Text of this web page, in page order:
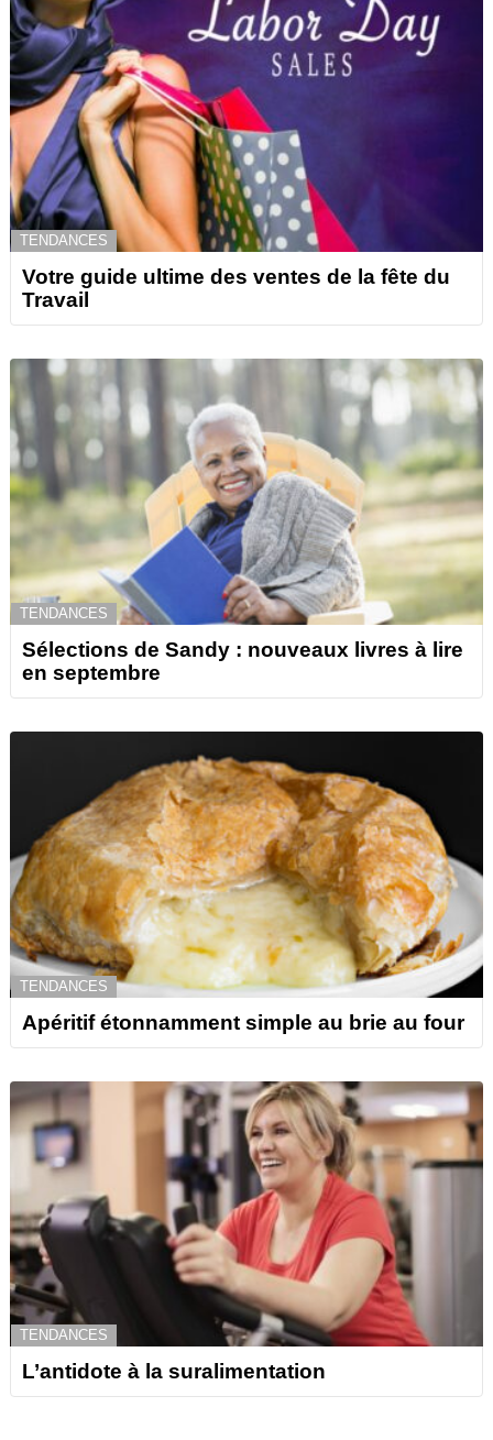
TENDANCES
Votre guide ultime des ventes de la fête du
Travail
TENDANCES
Sélections de Sandy : nouveaux livres à lire
en septembre
TENDANCES
Apéritif étonnamment simple au brie au four
TENDANCES
L’antidote à la suralimentation